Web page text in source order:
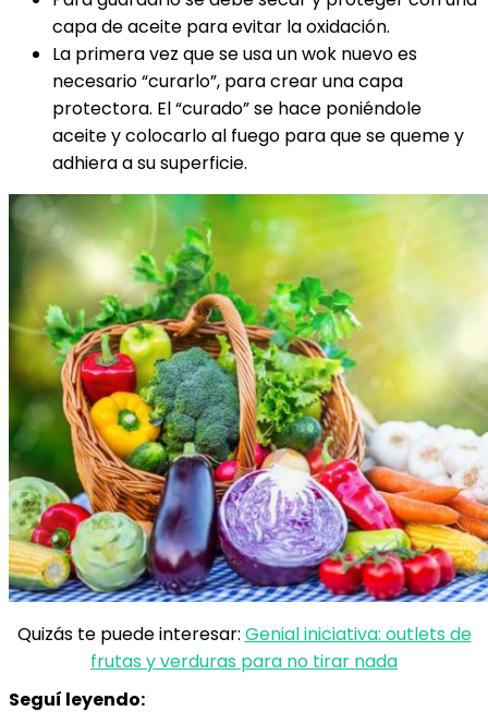
capa de aceite para evitar la oxidación.
La primera vez que se usa un wok nuevo es
necesario “curarlo”, para crear una capa
protectora. El “curado” se hace poniéndole
aceite y colocarlo al fuego para que se queme y
adhiera a su superficie.
Quizás te puede interesar: Genial iniciativa: outlets de
frutas y verduras para no tirar nada
Seguí leyendo: